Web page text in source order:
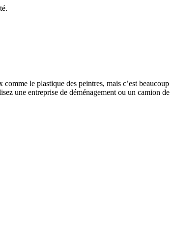
le plastique des peintres, mais c’est beaucoup
une entreprise de déménagement ou un camion de